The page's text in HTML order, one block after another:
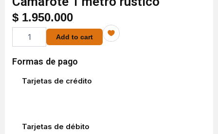
$ 1.950.000
Camarote
metro
rustico
Add to cart
Formas de pago
Tarjetas de crédito
Tarjetas de débito